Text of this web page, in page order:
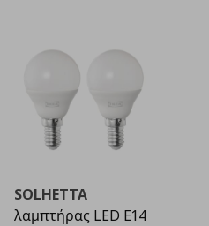
SOLHETTA
λαμπτήρας LED E14